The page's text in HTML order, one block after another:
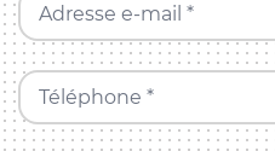
Adresse e-mail *
Téléphone *